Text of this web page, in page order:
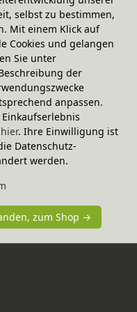
selbst zu bestimmen,
Mit einem Klick auf
Cookies und gelangen
Sie unter
der
anpassen.
hier. Ihre Einwilligung ist
Datenschutz-
werden.
zum Shop →